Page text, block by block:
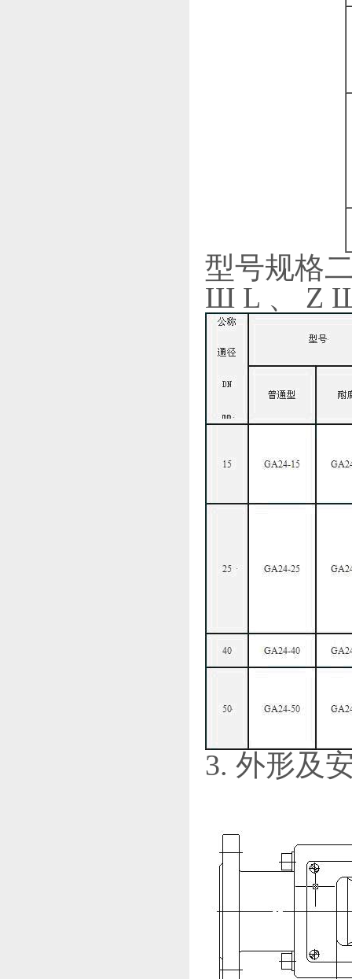
型号规格
Ш L 、 Z
3. 外形及